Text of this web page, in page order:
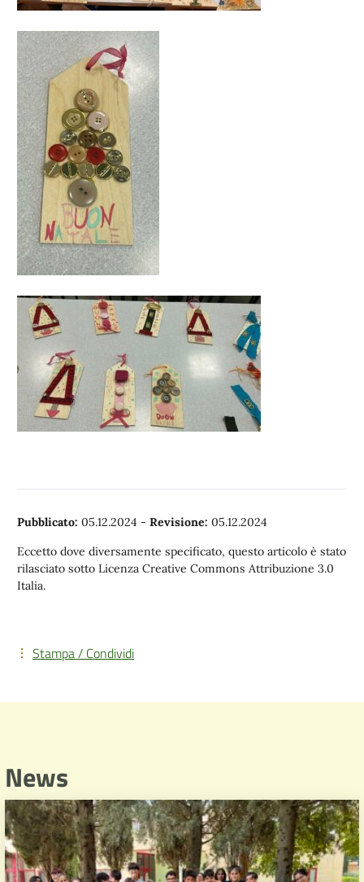
Pubblicato: 05.12.2024 - Revisione: 05.12.2024
Eccetto dove diversamente specificato, questo articolo è stato
rilasciato sotto Licenza Creative Commons Attribuzione 3.0
Italia.
Stampa / Condividi
News